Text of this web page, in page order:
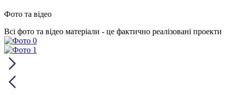
Фото та відео
Всі фото та відео матеріали - це фактично реалізовані проекти